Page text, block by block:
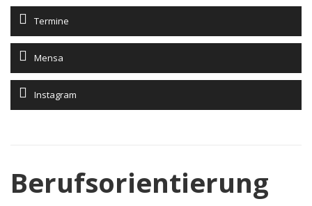
Termine
Mensa
Instagram
Berufsorientierung